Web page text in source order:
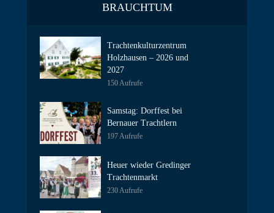
BRAUCHTUM
Trachtenkulturzentrum
Holzhausen – 2026 und
2027
150 Aufrufe
Samstag: Dorffest bei
Bernauer Trachtlern
197 Aufrufe
Heuer wieder Gredinger
Trachtenmarkt
230 Aufrufe